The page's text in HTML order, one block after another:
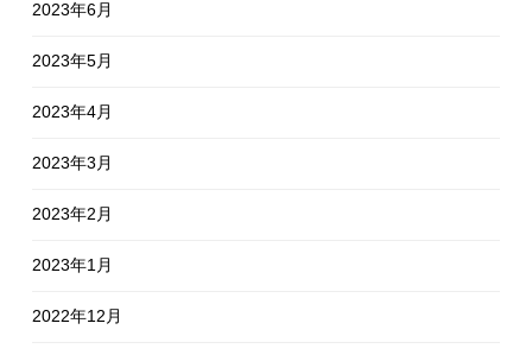
2023年6月
2023年5月
2023年4月
2023年3月
2023年2月
2023年1月
2022年12月